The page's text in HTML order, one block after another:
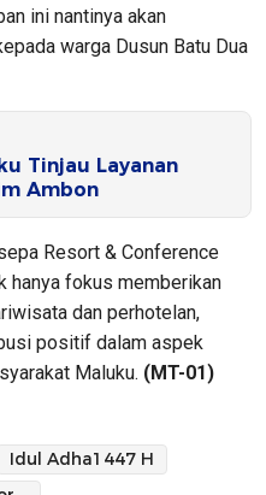
ini nantinya akan
warga Dusun Batu Dua
Tinjau Layanan
Ambon
Resort & Conference
hanya fokus memberikan
dan perhotelan,
positif dalam aspek
Maluku. (MT-01)
Idul Adha1447 H